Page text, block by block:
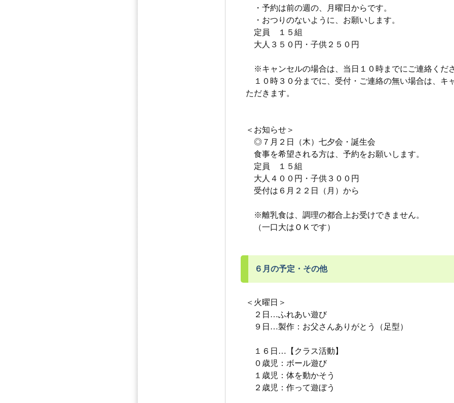
・予約は前の週の、月曜日からです。
・おつりのないように、お願いします。
定員 １５組
大人３５０円・子供２５０円
※キャンセルの場合は、当日１０時までにご連絡くださ
１０時３０分までに、受付・ご連絡の無い場合は、キ
ただきます。
＜お知らせ＞
◎７月２日（木）七夕会・誕生会
食事を希望される方は、予約をお願いします。
定員 １５組
大人４００円・子供３００円
受付は６月２２日（月）から
※離乳食は、調理の都合上お受けできません。
（一口大はＯＫです）
６月の予定・その他
＜火曜日＞
２日…ふれあい遊び
９日…製作：お父さんありがとう（足型）
１６日…【クラス活動】
０歳児：ボール遊び
１歳児：体を動かそう
２歳児：作って遊ぼう